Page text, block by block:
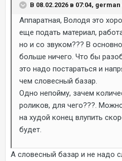
В 08.02.2026 в 07:04, german
Аппаратная, Володя это
еще подать материал,
но и со звуком??? В
больше ничего. Что бы
это надо постараться и
чем словесный базар.
Одно непойму, зачем
роликов, для чего???.
на худой конец влупить
будет.
А словесный базар и не надо